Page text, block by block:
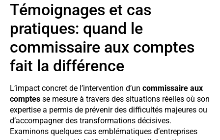
Témoignages et cas
pratiques: quand le
commissaire aux comptes
fait la différence
L’impact concret de l’intervention d’un commissaire aux
comptes se mesure à travers des situations réelles où son
expertise a permis de prévenir des difficultés majeures ou
d’accompagner des transformations décisives.
Examinons quelques cas emblématiques d’entreprises